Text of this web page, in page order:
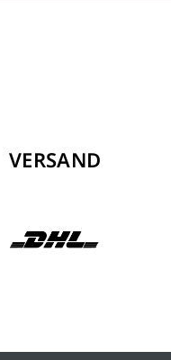
VERSAND